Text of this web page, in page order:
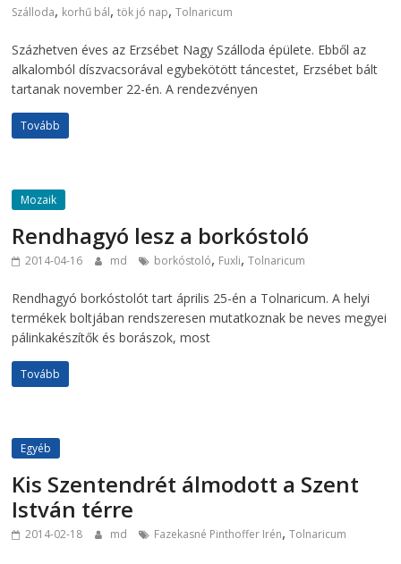
Szálloda, korhű bál,tök jó nap,Tolnaricum
Százhetven éves az Erzsébet Nagy Szálloda épülete. Ebből az
alkalomból díszvacsorával egybekötött táncestet, Erzsébet bált
tartanak november 22-én. A rendezvényen
Tovább
Mozaik
Rendhagyó lesz a borkóstoló
2014-04-16 md borkóstoló, Fuxli,Tolnaricum
Rendhagyó borkóstolót tart április 25-én a Tolnaricum. A helyi
termékek boltjában rendszeresen mutatkoznak be neves megyei
pálinkakészítők és borászok, most
Tovább
Egyéb
Kis Szentendrét álmodott a Szent
István térre
2014-02-18 md Fazekasné Pinthoffer Irén,Tolnaricum